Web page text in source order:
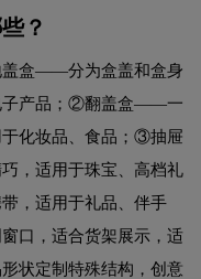
？
盖盒——分为盒盖和盒身
子产品；②翻盖盒——一
化妆品、食品；③抽屉
，适用于珠宝、高档礼
，适用于礼品、伴手
口，适合货架展示，适
状定制特殊结构，创意